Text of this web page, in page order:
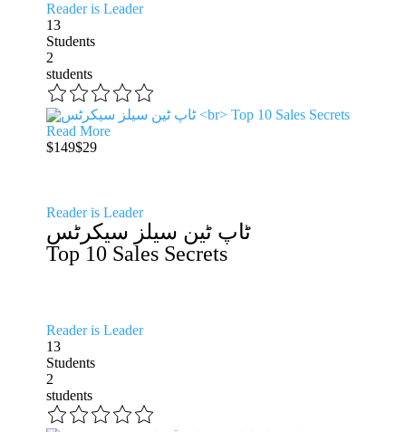
Reader is Leader
13
Students
2
students
Read More
$149$29
Reader is Leader
ٹاپ ٹین سیلز سیکرٹس
Top 10 Sales Secrets
Reader is Leader
13
Students
2
students